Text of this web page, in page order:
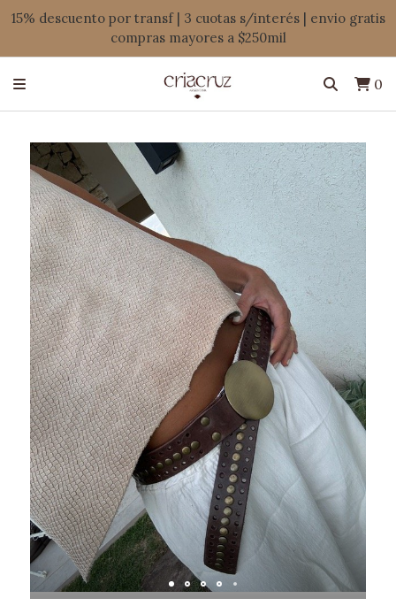
15% descuento por transf | 3 cuotas s/interés | envio gratis
compras mayores a $250mil
0